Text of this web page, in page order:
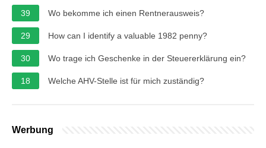
39 Wo bekomme ich einen Rentnerausweis?
29 How can I identify a valuable 1982 penny?
30 Wo trage ich Geschenke in der Steuererklärung ein?
18 Welche AHV-Stelle ist für mich zuständig?
Werbung